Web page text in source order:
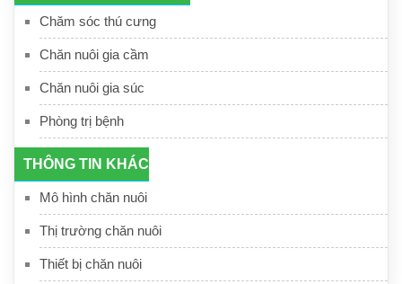
Chăm sóc thú cưng
Chăn nuôi gia cầm
Chăn nuôi gia súc
Phòng trị bệnh
THÔNG TIN KHÁC
Mô hình chăn nuôi
Thị trường chăn nuôi
Thiết bị chăn nuôi